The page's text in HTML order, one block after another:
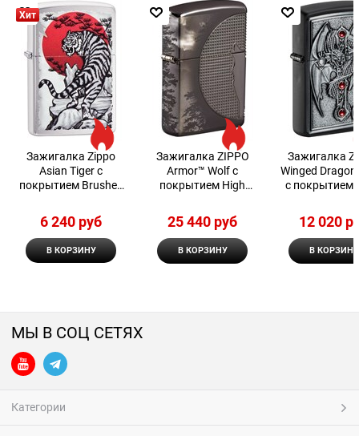
Хит
Зажигалка Zippo
Asian Tiger с
покрытием Brushed
6 240 руб
В КОРЗИНУ
Зажигалка ZIPPO
Armor™ Wolf с
покрытием High
латунь/сталь,
чёрная, 38x13x57 мм
25 440 руб
В КОРЗИНУ
Зажигалка
Winged Dragon
с покрытием
12 020
В КОРЗИНУ
МЫ В СОЦ СЕТЯХ
Категории